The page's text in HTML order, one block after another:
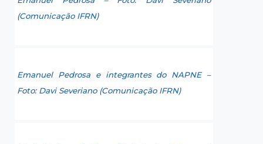
(Comunicação IFRN)
Emanuel Pedrosa e integrantes do NAPNE –
Foto: Davi Severiano (Comunicação IFRN)